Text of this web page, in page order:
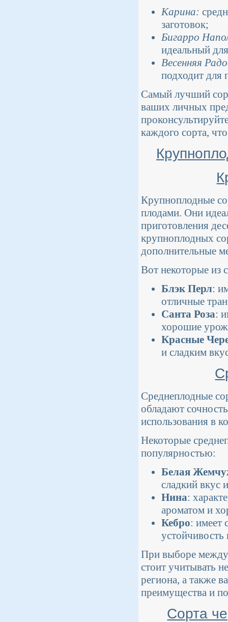
Карина:
заготовок;
Бигарро
идеальный
Весенняя
подходит для
Самый лучший
ваших личных
каждого сорта,
Крупноплодные
плодами. Они
приготовления
крупноплодных
дополнительные
Вот некоторые из
Блэк Перл:
отличные
Санта Роза:
хорошие
Красные
и сладким
Среднеплодные
обладают
использования в
Некоторые
популярностью:
Белая
сладкий вкус
Нина:
ароматом и
Кебро: имеет
При выборе
стоит учитывать
региона, а также
преимущества и
Сорта